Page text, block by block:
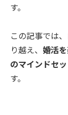
す。
この記事では
り越え、 婚活
のマインドセ
す。